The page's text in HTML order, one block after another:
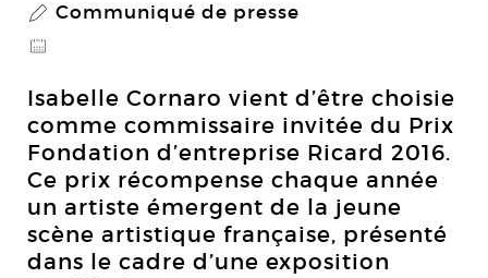
P Communiqué de presse
@
Isabelle Cornaro vient d’être choisie
comme commissaire invitée du Prix
Fondation d’entreprise Ricard 2016.
Ce prix récompense chaque année
un artiste émergent de la jeune
scène artistique française, présenté
dans le cadre d’une exposition